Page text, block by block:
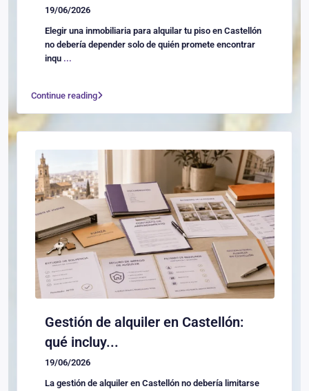
19/06/2026
Elegir una inmobiliaria para alquilar tu piso en Castellón
no debería depender solo de quién promete encontrar
inqu ...
Continue reading
Gestión de alquiler en Castellón:
qué incluy...
19/06/2026
La gestión de alquiler en Castellón no debería limitarse